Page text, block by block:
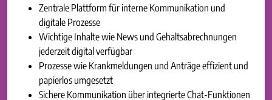
Zentrale Plattform für interne Kommunikation und
digitale Prozesse
Wichtige Inhalte wie News und Gehaltsabrechnungen
jederzeit digital verfügbar
Prozesse wie Krankmeldungen und Anträge effizient und
papierlos umgesetzt
Sichere Kommunikation über integrierte Chat-Funktionen